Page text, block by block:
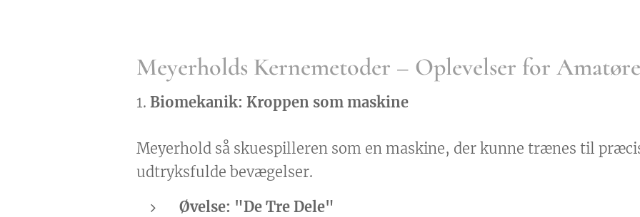
Meyerholds Kernemetoder – Oplevelser for
1. Biomekanik: Kroppen som maskine
Meyerhold så skuespilleren som en maskine, der kunne trænes til
udtryksfulde bevægelser.
Øvelse: "De Tre Dele"